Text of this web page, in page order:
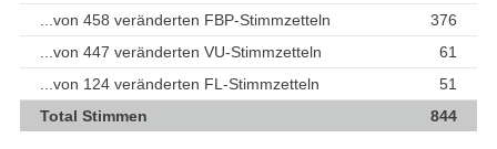
...von 458 veränderten FBP-Stimmzetteln
376
...von 447 veränderten VU-Stimmzetteln
61
...von 124 veränderten FL-Stimmzetteln
51
Total Stimmen
844